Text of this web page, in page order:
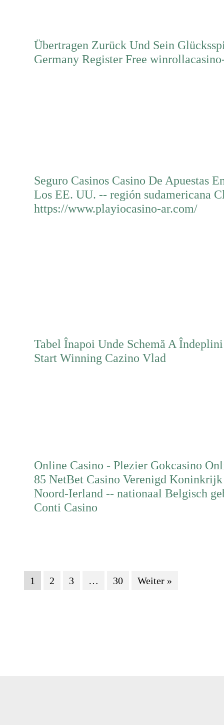
Übertragen Zurück Und Sein
Germany Register Free
Seguro Casinos Casino De Apuestas
Los EE. UU. -- región sudamericana
https://www.playiocasino-ar.com/
Tabel Înapoi Unde Schemă A
Start Winning Cazino Vlad
Online Casino - Plezier Gokcasino
85 NetBet Casino Verenigd
Noord-Ierland -- nationaal Belgisch
Conti Casino
1
2 3 … 30 Weiter »